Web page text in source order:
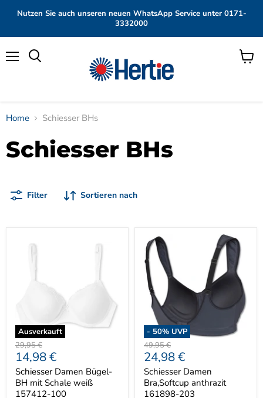
Nutzen Sie auch unseren neuen WhatsApp Service unter 0171-
3332000
Home Schiesser BHs
Schiesser BHs
Filter Sortieren nach
Ausverkauft
Ursprünglicher
Preis
29,95 €
Aktueller
Preis
14,98 €
Schiesser Damen Bügel-
BH mit Schale weiß
157412-100
- 50% UVP
Ursprünglicher
Preis
49,95 €
Aktueller
Preis
24,98 €
Schiesser Damen
Bra,Softcup anthrazit
161898-203